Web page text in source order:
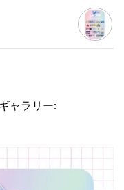
ャラリー: